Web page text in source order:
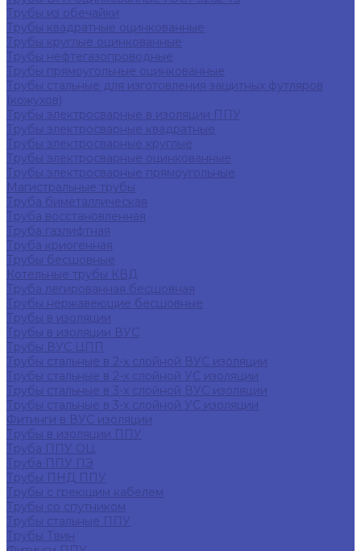
Трубы из обечайки
Трубы квадратные оцинкованные
Трубы круглые оцинкованные
Трубы нефтегазопроводные
Трубы прямоугольные оцинкованные
Трубы стальные для изготовления защитных футляров
(кожухов)
Трубы электросварные в изоляции ППУ
Трубы электросварные квадратные
Трубы электросварные круглые
Трубы электросварные оцинкованные
Трубы электросварные прямоугольные
Магистральные трубы
Труба биметаллическая
Труба восстановленная
Труба газлифтная
Труба криогенная
Трубы бесшовные
Котельные трубы КВД
Труба легированная бесшовная
Трубы нержавеющие бесшовные
Трубы в изоляции
Трубы в изоляции ВУС
Трубы ВУС ЦПП
Трубы стальные в 2-х слойной ВУС изоляции
Трубы стальные в 2-х слойной УС изоляции
Трубы стальные в 3-х слойной ВУС изоляции
Трубы стальные в 3-х слойной УС изоляции
Фитинги в ВУС изоляции
Трубы в изоляции ППУ
Труба ППУ ОЦ
Труба ППУ ПЭ
Трубы ПНД ППУ
Трубы с греющим кабелем
Трубы со спутником
Трубы стальные ППУ
Трубы Твин